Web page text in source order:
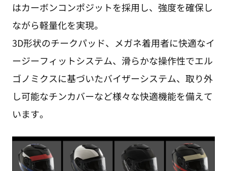
はカーボンコンポジットを採用し、強度を確保し
ながら軽量化を実現。
3D形状のチークパッド、メガネ着用者に快適なイ
ージーフィットシステム、滑らかな操作性でエル
ゴノミクスに基づいたバイザーシステム、取り外
し可能なチンカバーなど様々な快適機能を備えて
います。